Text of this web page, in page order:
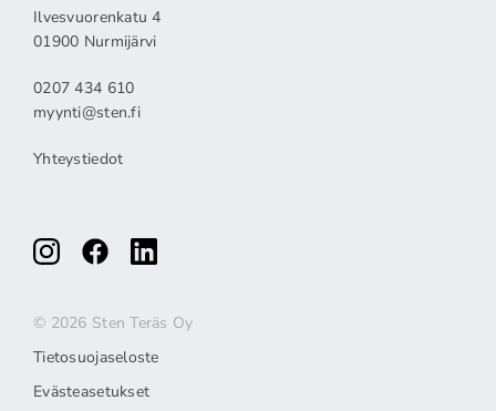
Ilvesvuorenkatu 4
01900 Nurmijärvi
0207 434 610
myynti@sten.fi
Yhteystiedot
© 2026 Sten Teräs Oy
Tietosuojaseloste
Evästeasetukset